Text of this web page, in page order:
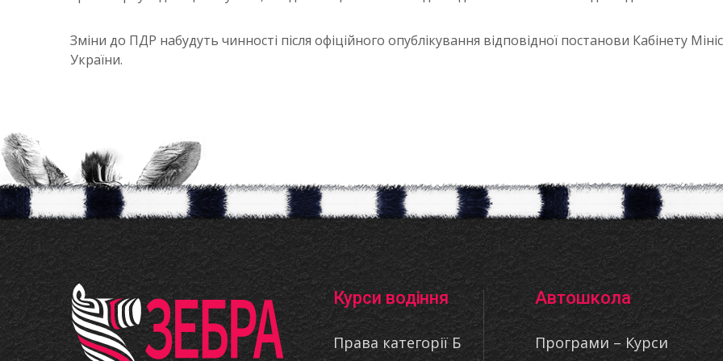
Зміни до ПДР набудуть чинності після офіційного опублікування відповідної постанови Кабінету
України.
Курси водіння
Права категорії Б
Автошкола
Програми – Курси